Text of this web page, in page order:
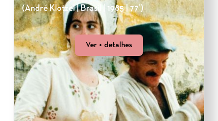
(André Klotzel | Brasil | 1985 | 77’)
Ver + detalhes